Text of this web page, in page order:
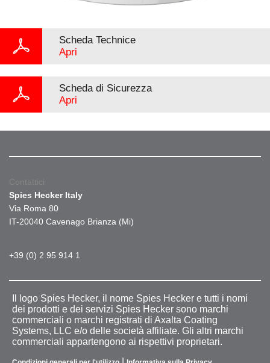
Scheda Technice
Apri
Scheda di Sicurezza
Apri
Contattici
Spies Hecker Italy
Via Roma 80
IT-20040 Cavenago Brianza (Mi)
+39 (0) 2 95 914 1
Il logo Spies Hecker, il nome Spies Hecker e tutti i nomi
dei prodotti e dei servizi Spies Hecker sono marchi
commerciali o marchi registrati di Axalta Coating
Systems, LLC e/o delle società affiliate. Gli altri marchi
commerciali appartengono ai rispettivi proprietari.